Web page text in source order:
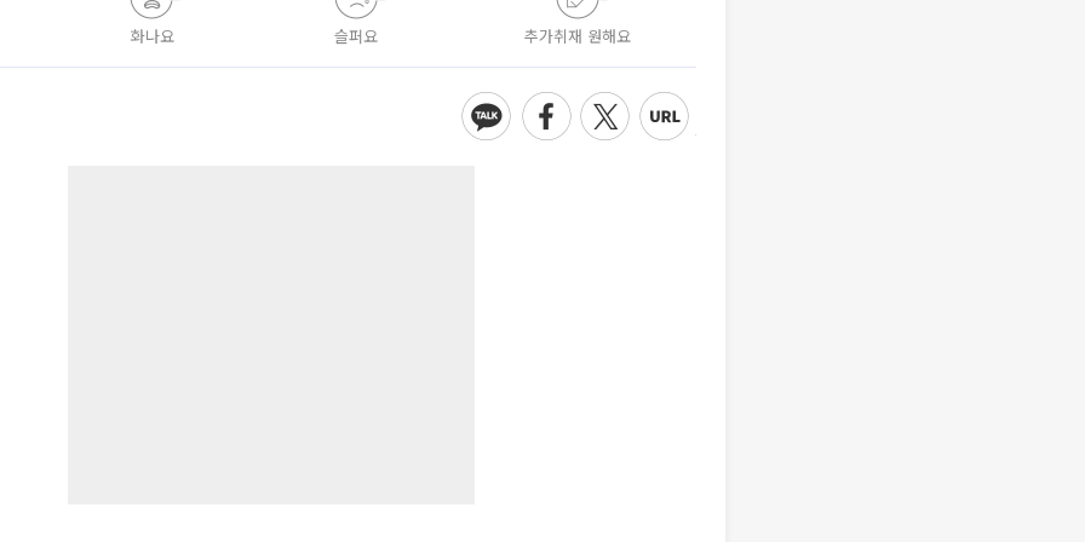
화나요 슬퍼요 추가취재 원해요